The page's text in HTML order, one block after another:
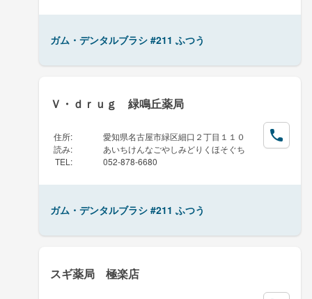
ガム・デンタルブラシ #211 ふつう
Ｖ・ｄｒｕｇ 緑鳴丘薬局
住所:
愛知県名古屋市緑区細口２丁目１１０
読み:
あいちけんなごやしみどりくほそぐち
TEL : 052-878-6680
ガム・デンタルブラシ #211 ふつう
スギ薬局 極楽店